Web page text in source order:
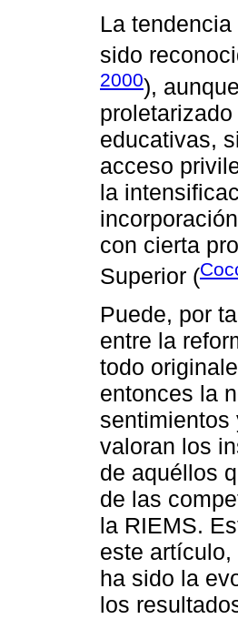
La
sido
2000),
educativas,
acceso
la
con cierta
Superior (
Puede, por
entre la
todo
entonces la
sentimientos
valoran los
de aquéllos
de las
la RIEMS.
este
ha sido la
los